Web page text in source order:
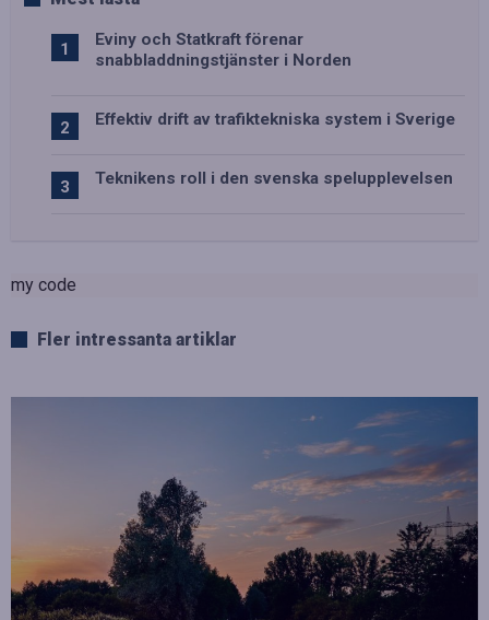
Eviny och Statkraft förenar
snabbladdningstjänster i Norden
Effektiv drift av trafiktekniska system i Sverige
Teknikens roll i den svenska spelupplevelsen
my code
Fler intressanta artiklar